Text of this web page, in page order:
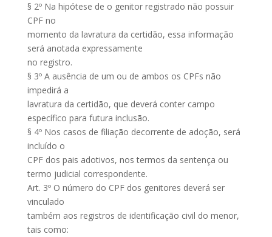
§ 2º Na hipótese de o genitor registrado não possuir
CPF no
momento da lavratura da certidão, essa informação
será anotada expressamente
no registro.
§ 3º A ausência de um ou de ambos os CPFs não
impedirá a
lavratura da certidão, que deverá conter campo
específico para futura inclusão.
§ 4º Nos casos de filiação decorrente de adoção, será
incluído o
CPF dos pais adotivos, nos termos da sentença ou
termo judicial correspondente.
Art. 3º O número do CPF dos genitores deverá ser
vinculado
também aos registros de identificação civil do menor,
tais como: